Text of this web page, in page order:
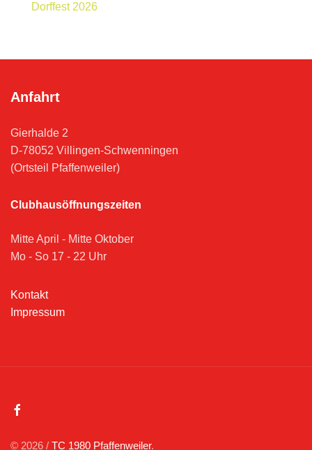
Dorffest 2026
Anfahrt
Gierhalde 2
D-78052 Villingen-Schwenningen
(Ortsteil Pfaffenweiler)
Clubhausöffnungszeiten
Mitte April - Mitte Oktober
Mo - So 17 - 22 Uhr
Kontakt
Impressum
© 2026 / TC 1980 Pfaffenweiler.